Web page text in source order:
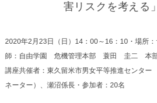
害リスクを考える」
2020年2月23日（日）14：00～16：10・場所
師：自由学園 危機管理本部 蓑田 圭二 本
講座共催者：東久留米市男女平等推進センタ
ネーター）、瀬沼係長・参加者：20名